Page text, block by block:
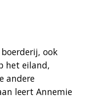
ook
het eiland,
andere
leert Annemie